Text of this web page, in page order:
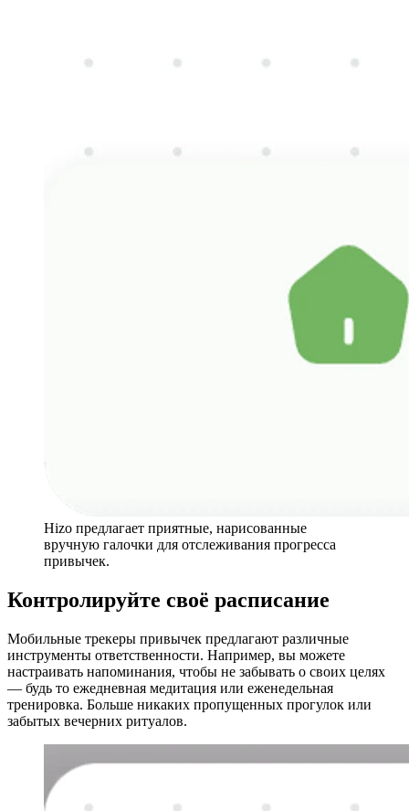
Hizo предлагает приятные, нарисованные
вручную галочки для отслеживания прогресса
привычек.
Контролируйте своё расписание
Мобильные трекеры привычек предлагают различные
инструменты ответственности. Например, вы можете
настраивать напоминания, чтобы не забывать о своих целях
— будь то ежедневная медитация или еженедельная
тренировка. Больше никаких пропущенных прогулок или
забытых вечерних ритуалов.